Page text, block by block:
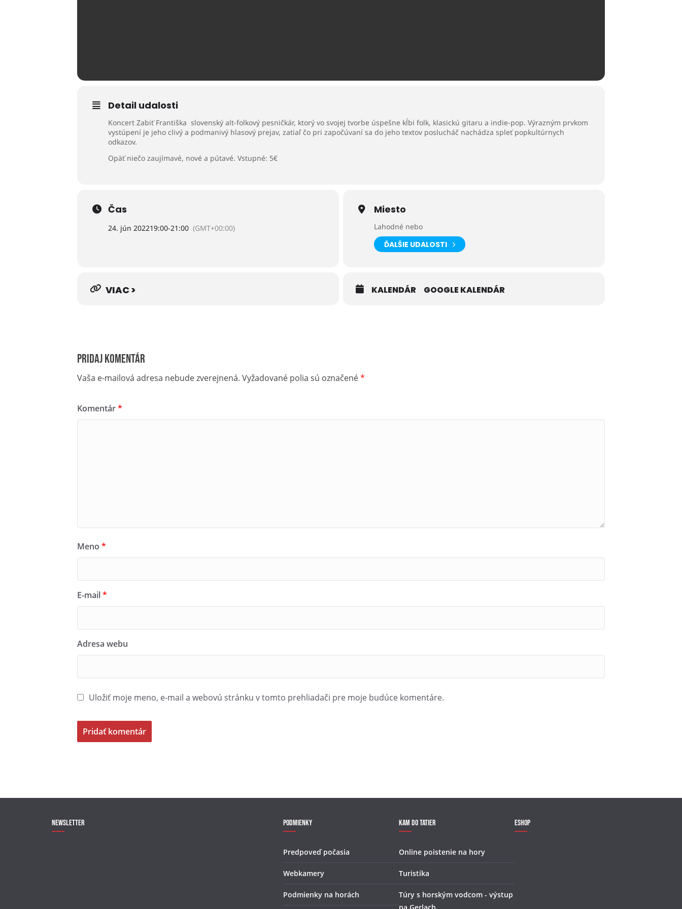
Detail udalosti
Koncert Zabiť Františka slovenský alt-folkový pesničkár, ktorý vo svojej tvorbe úspešne kĺbi folk, klasickú gitaru a indie-pop. Výrazným prvkom
vystúpení je jeho clivý a podmanivý hlasový prejav, zatiaľ čo pri započúvaní sa do jeho textov poslucháč nachádza spleť popkultúrnych
odkazov.
Opäť niečo zaujímavé, nové a pútavé. Vstupné: 5€
Čas
24. jún 202219:00-21:00 (GMT+00:00)
Miesto
Lahodné nebo
ĎALŠIE UDALOSTI
VIAC > KALENDÁR GOOGLE KALENDÁR
Pridaj komentár
Vaša e-mailová adresa nebude zverejnená. Vyžadované polia sú označené*
Komentár*
Meno *
E-mail*
Adresa webu
Uložiť moje meno, e-mail a webovú stránku v tomto prehliadači pre moje budúce komentáre.
Newsletter Podmienky
Predpoveď počasia
Webkamery
Podmienky na horách
Kam do Tatier
Online poistenie na hory
Turistika
Túry s horským vodcom - výstup
Eshop